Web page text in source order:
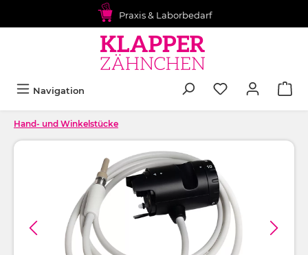
Praxis & Laborbedarf
Navigation
Hand- und Winkelstücke
Bildergalerie überspringen